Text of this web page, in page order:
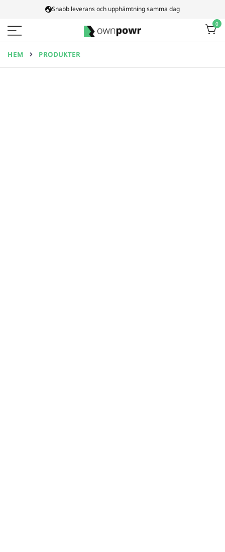
innehåll
Snabb leverans och upphämtning samma dag
0
HEM PRODUKTER